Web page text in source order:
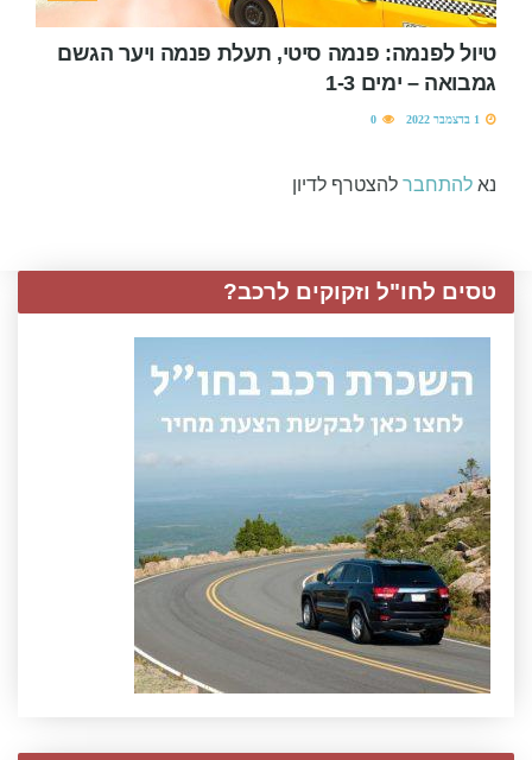
טיול לפנמה: פנמה סיטי, תעלת פנמה ויער הגשם
גמבואה – ימים 1-3
נא להתחבר להצטרף לדיון
טסים לחו"ל וזקוקים לרכב?